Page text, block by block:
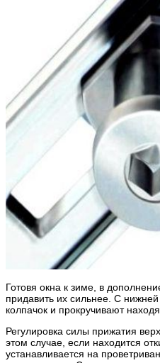
Готовя окна к зиме, в
придавить их сильнее. С
колпачок и прокручивают
Регулировка силы прижатия
этом случае, если находится
устанавливается на